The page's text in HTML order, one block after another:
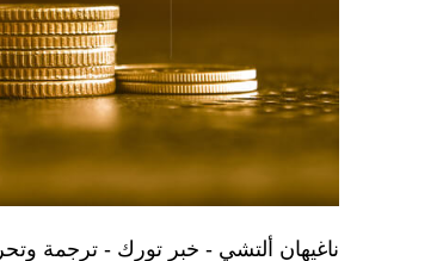
ناغيهان ألتشي - خبر تورك - ترجمة